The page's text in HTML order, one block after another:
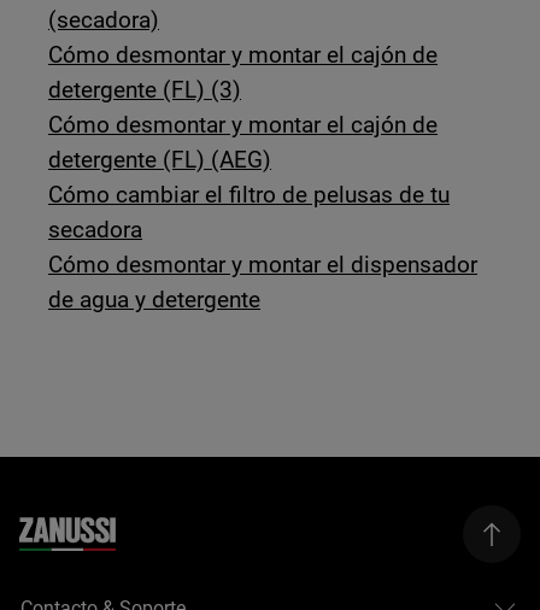
(secadora)
Cómo desmontar y montar el cajón de
detergente (FL) (3)
Cómo desmontar y montar el cajón de
detergente (FL) (AEG)
Cómo cambiar el filtro de pelusas de tu
secadora
Cómo desmontar y montar el dispensador
de agua y detergente